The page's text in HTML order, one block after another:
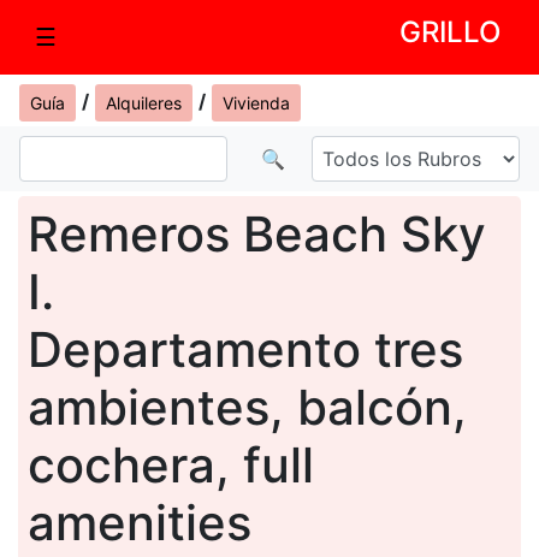
☰ GRILLO
Guía / Alquileres / Vivienda
🔍
Remeros Beach Sky
I.
Departamento tres
ambientes, balcón,
cochera, full
amenities